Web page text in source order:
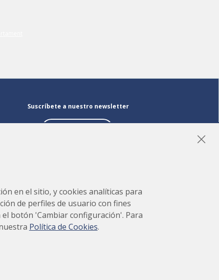
Suscríbete a nuestro newsletter
en el sitio, y cookies analíticas para
de perfiles de usuario con fines
botón 'Cambiar configuración'. Para
Política de Cookies.